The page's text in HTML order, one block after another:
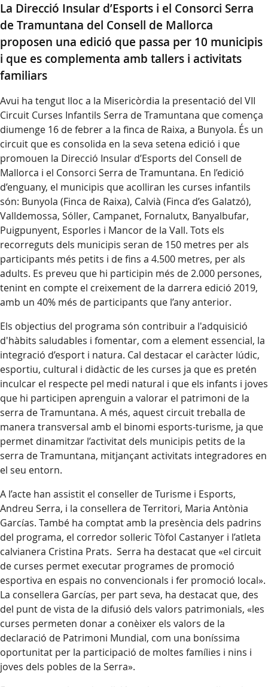
La Direcció Insular d’Esports i el Consorci Serra
de Tramuntana del Consell de Mallorca
proposen una edició que passa per 10 municipis
i que es complementa amb tallers i activitats
familiars
Avui ha tengut lloc a la Misericòrdia la presentació del VII
Circuit Curses Infantils Serra de Tramuntana que comença
diumenge 16 de febrer a la finca de Raixa, a Bunyola. És un
circuit que es consolida en la seva setena edició i que
promouen la Direcció Insular d’Esports del Consell de
Mallorca i el Consorci Serra de Tramuntana. En l’edició
d’enguany, el municipis que acolliran les curses infantils
són: Bunyola (Finca de Raixa), Calvià (Finca d’es Galatzó),
Valldemossa, Sóller, Campanet, Fornalutx, Banyalbufar,
Puigpunyent, Esporles i Mancor de la Vall. Tots els
recorreguts dels municipis seran de 150 metres per als
participants més petits i de fins a 4.500 metres, per als
adults. Es preveu que hi participin més de 2.000 persones,
tenint en compte el creixement de la darrera edició 2019,
amb un 40% més de participants que l’any anterior.
Els objectius del programa són contribuir a l'adquisició
d'hàbits saludables i fomentar, com a element essencial, la
integració d’esport i natura. Cal destacar el caràcter lúdic,
esportiu, cultural i didàctic de les curses ja que es pretén
inculcar el respecte pel medi natural i que els infants i joves
que hi participen aprenguin a valorar el patrimoni de la
serra de Tramuntana. A més, aquest circuit treballa de
manera transversal amb el binomi esports-turisme, ja que
permet dinamitzar l’activitat dels municipis petits de la
serra de Tramuntana, mitjançant activitats integradores en
el seu entorn.
A l’acte han assistit el conseller de Turisme i Esports,
Andreu Serra, i la consellera de Territori, Maria Antònia
Garcías. També ha comptat amb la presència dels padrins
del programa, el corredor solleric Tòfol Castanyer i l’atleta
calvianera Cristina Prats. Serra ha destacat que «el circuit
de curses permet executar programes de promoció
esportiva en espais no convencionals i fer promoció local».
La consellera Garcías, per part seva, ha destacat que, des
del punt de vista de la difusió dels valors patrimonials, «les
curses permeten donar a conèixer els valors de la
declaració de Patrimoni Mundial, com una boníssima
oportunitat per la participació de moltes famílies i nins i
joves dels pobles de la Serra».